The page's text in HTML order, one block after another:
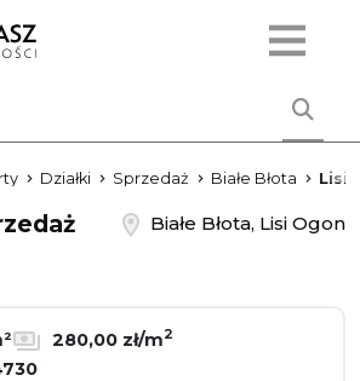
Działki Sprzedaż Białe Błota Lisi
Białe Błota, Lisi Ogon
280,00 zł/m2